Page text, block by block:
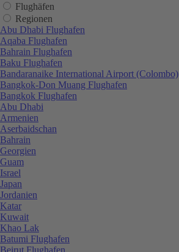
Flughäfen
Regionen
Abu Dhabi Flughafen
Aqaba Flughafen
Bahrain Flughafen
Baku Flughafen
Bandaranaike International Airport (Colombo)
Bangkok-Don Muang Flughafen
Bangkok Flughafen
Abu Dhabi
Armenien
Aserbaidschan
Bahrain
Georgien
Guam
Israel
Japan
Jordanien
Katar
Kuwait
Khao Lak
Batumi Flughafen
Beirut Flughafen